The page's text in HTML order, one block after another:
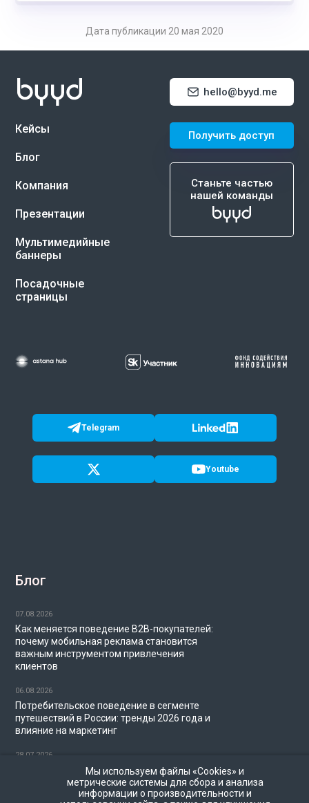
Дата публикации 20 мая 2020
Кейсы
Блог
Компания
Презентации
Мультимедийные
баннеры
Посадочные
страницы
Блог
07.08.2026
Как меняется поведение B2B-покупателей:
почему мобильная реклама становится
важным инструментом привлечения
клиентов
06.08.2026
Потребительское поведение в сегменте
путешествий в России: тренды 2026 года и
влияние на маркетинг
28.07.2026
Миллениалы и диджитал-маркетинг в 2026
году: как брендам охватить аудиторию
hello@byyd.me
Получить доступ
Станьте частью
нашей команды
Telegram
Youtube
Мы используем файлы «Cookies» и
метрические системы для сбора и анализа
информации о производительности и